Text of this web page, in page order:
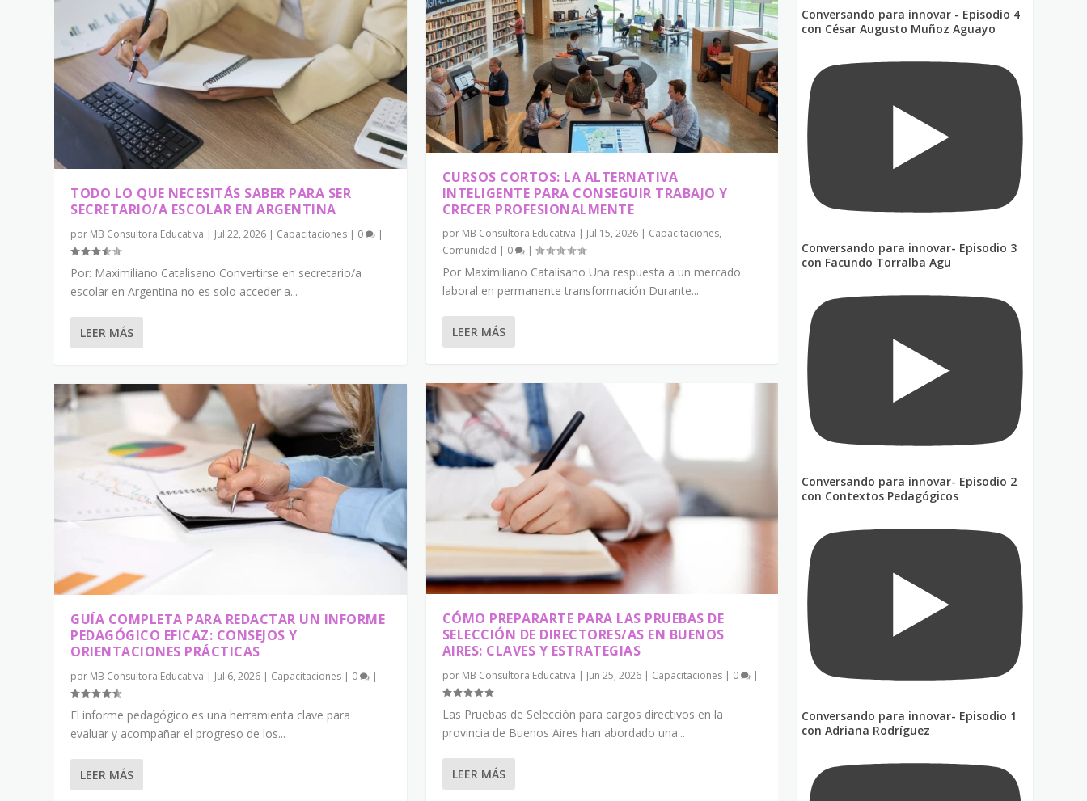
TODO LO QUE NECESITÁS SABER PARA SER
SECRETARIO/A ESCOLAR EN ARGENTINA
por MB Consultora Educativa | Jul 22, 2026 | Capacitaciones | 0 |
Por: Maximiliano Catalisano Convertirse en secretario/a
escolar en Argentina no es solo acceder a...
LEER MÁS
GUÍA COMPLETA PARA REDACTAR UN INFORME
PEDAGÓGICO EFICAZ: CONSEJOS Y
ORIENTACIONES PRÁCTICAS
por MB Consultora Educativa | Jul 6, 2026 | Capacitaciones | 0 |
El informe pedagógico es una herramienta clave para
evaluar y acompañar el progreso de los...
LEER MÁS
CURSOS CORTOS: LA ALTERNATIVA
INTELIGENTE PARA CONSEGUIR TRABAJO Y
CRECER PROFESIONALMENTE
por MB Consultora Educativa | Jul 15, 2026| Capacitaciones,
Comunidad | 0 |
Por Maximiliano Catalisano Una respuesta a un mercado
laboral en permanente transformación Durante...
LEER MÁS
CÓMO PREPARARTE PARA LAS PRUEBAS DE
SELECCIÓN DE DIRECTORES/AS EN BUENOS
AIRES: CLAVES Y ESTRATEGIAS
por MB Consultora Educativa | Jun 25, 2026| Capacitaciones| 0 |
Las Pruebas de Selección para cargos directivos en la
provincia de Buenos Aires han abordado una...
LEER MÁS
Conversando para innovar - Episodio 4
con César Augusto Muñoz Aguayo
Conversando para innovar- Episodio 3
con Facundo Torralba Agu
Conversando para innovar- Episodio 2
con Contextos Pedagógicos
Conversando para innovar- Episodio 1
con Adriana Rodríguez